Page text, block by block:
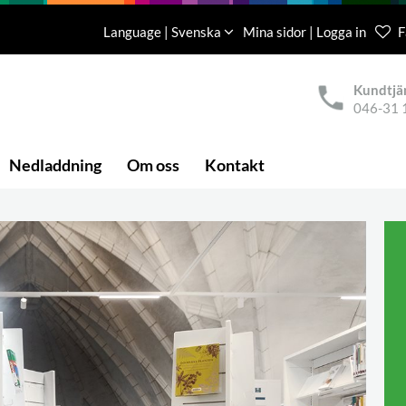
Language | Svenska Mina sidor | Logga in
046-31
Nedladdning Om oss Kontakt